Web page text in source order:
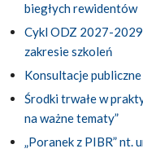
biegłych rewidentów
Cykl ODZ 2027-2029
zakresie szkoleń
Konsultacje
Środki trwałe w
na ważne tematy”
„Poranek z PIBR” nt.